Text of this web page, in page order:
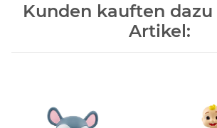
Kunden kauften
Artikel: